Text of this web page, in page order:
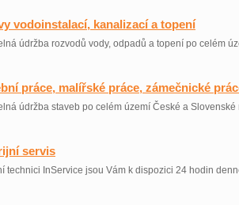
vodoinstalací, kanalizací a topení
údržba rozvodů vody, odpadů a topení po celém
práce, malířské práce, zámečnické
údržba staveb po celém území České a Slovenské
servis
technici InService jsou Vám k dispozici 24 hodin